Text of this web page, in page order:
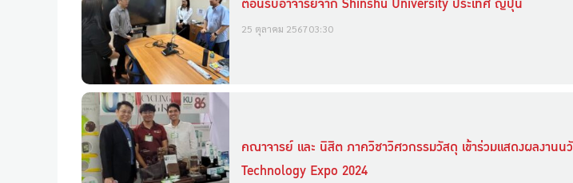
25 ตุลาคม 256703:30
คณาจารย์ และ นิสิต ภาควิชาวิศวกรรมวัสดุ เข้าร่วมแสดงผลงานน
Technology Expo 2024